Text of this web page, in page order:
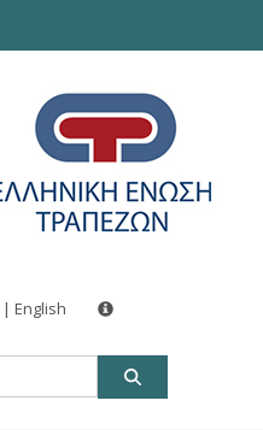
| English